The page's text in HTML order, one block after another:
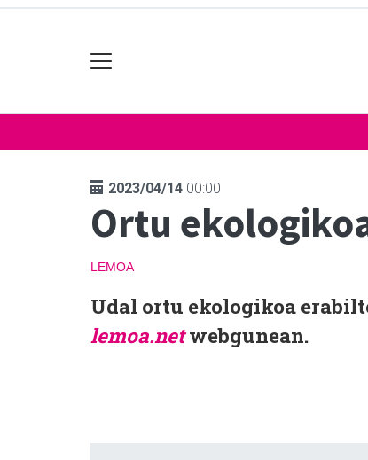
2023/04/14 00:00
Ortu
LEMOA
Udal ortu ekologikoa
lemoa.netwebgunean.